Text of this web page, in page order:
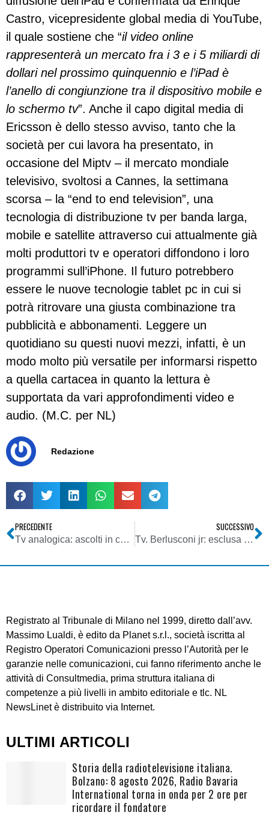
Castro, vicepresidente global media di YouTube,
il quale sostiene che “il video online
rappresenterà un mercato fra i 3 e i 5 miliardi di
dollari nel prossimo quinquennio e l’iPad è
l’anello di congiunzione tra il dispositivo mobile e
lo schermo tv”. Anche il capo digital media di
Ericsson è dello stesso avviso, tanto che la
società per cui lavora ha presentato, in
occasione del Miptv – il mercato mondiale
televisivo, svoltosi a Cannes, la settimana
scorsa – la “end to end television”, una
tecnologia di distribuzione tv per banda larga,
mobile e satellite attraverso cui attualmente già
molti produttori tv e operatori diffondono i loro
programmi sull’iPhone. Il futuro potrebbero
essere le nuove tecnologie tablet pc in cui si
potrà ritrovare una giusta combinazione tra
pubblicità e abbonamenti. Leggere un
quotidiano su questi nuovi mezzi, infatti, è un
modo molto più versatile per informarsi rispetto
a quella cartacea in quanto la lettura è
supportata da vari approfondimenti video e
audio. (M.C. per NL)
Redazione
PRECEDENTE
Tv analogica: ascolti in calo. Digitale terrestre e satellite diventano protagonisti del piccolo schermo
SUCCESSIVO
Tv. Berlusconi jr: esclusa ipotesi di cessione a Murdoch
Registrato al Tribunale di Milano nel 1999, diretto dall’avv.
Massimo Lualdi, è edito da Planet s.r.l., società iscritta al
Registro Operatori Comunicazioni presso l’Autorità per le
garanzie nelle comunicazioni, cui fanno riferimento anche le
attività di Consultmedia, prima struttura italiana di
competenze a più livelli in ambito editoriale e tlc. NL
NewsLinet è distribuito via Internet.
ULTIMI ARTICOLI
Storia della radiotelevisione italiana.
Bolzano: 8 agosto 2026, Radio Bavaria
International torna in onda per 2 ore per
ricordare il fondatore